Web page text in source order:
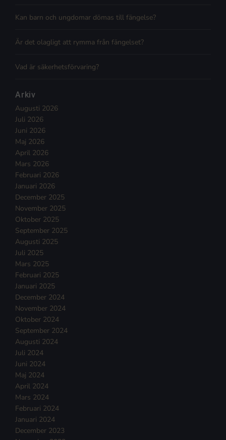
Kan barn och ungdomar dömas till fängelse?
Är det olagligt att rymma från fängelset?
Vad är säkerhetsförvaring?
Arkiv
Augusti 2026
Juli 2026
Juni 2026
Maj 2026
April 2026
Mars 2026
Februari 2026
Januari 2026
December 2025
November 2025
Oktober 2025
September 2025
Augusti 2025
Juli 2025
Mars 2025
Februari 2025
Januari 2025
December 2024
November 2024
Oktober 2024
September 2024
Augusti 2024
Juli 2024
Juni 2024
Maj 2024
April 2024
Mars 2024
Februari 2024
Januari 2024
December 2023